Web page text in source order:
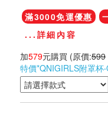
滿3000免運優惠
...詳細內容
加579元購買 (原價:599
特價*QNIGIRLS附罩杯